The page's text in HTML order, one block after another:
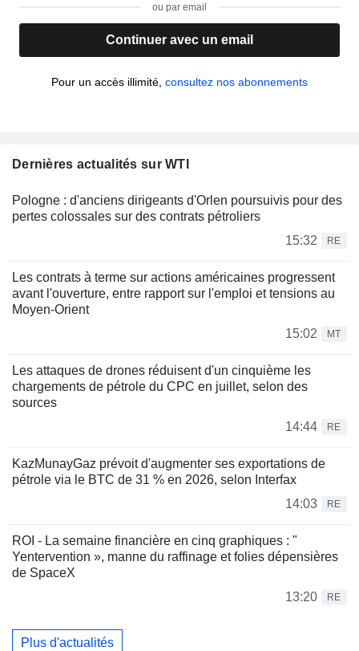
ou par email
Continuer avec un email
Pour un accès illimité, consultez nos abonnements
Dernières actualités sur WTI
Pologne : d'anciens dirigeants d'Orlen poursuivis pour des
pertes colossales sur des contrats pétroliers
15:32
RE
Les contrats à terme sur actions américaines progressent
avant l'ouverture, entre rapport sur l'emploi et tensions au
Moyen-Orient
15:02
MT
Les attaques de drones réduisent d'un cinquième les
chargements de pétrole du CPC en juillet, selon des
sources
14:44
RE
KazMunayGaz prévoit d'augmenter ses exportations de
pétrole via le BTC de 31 % en 2026, selon Interfax
14:03
RE
ROI - La semaine financière en cinq graphiques : "
Yentervention », manne du raffinage et folies dépensières
de SpaceX
13:20
RE
Plus d'actualités